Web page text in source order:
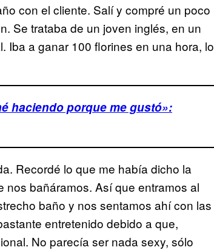
con el cliente. Salí y compré un poco
Se trataba de un joven inglés, en un
Iba a ganar 100 florines en una hora, lo
haciendo porque me gustó»:
Recordé lo que me había dicho la
bañáramos. Así que entramos al
baño y nos sentamos ahí con las
entretenido debido a que,
No parecía ser nada sexy, sólo